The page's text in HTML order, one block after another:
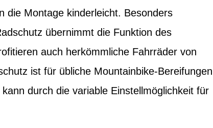
die Montage kinderleicht. Besonders
übernimmt die Funktion des
auch herkömmliche Fahrräder von
ist für übliche Mountainbike-Bereifungen
durch die variable Einstellmöglichkeit für